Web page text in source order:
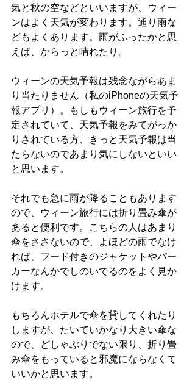
気と秋の空などといいますが、ウィー
ンはよく天気が変わります。通り雨な
どもよくあります。雨がふったかと思
えば、からっと晴れたり。
ウィーンの天気予報は残念ながらあま
り当たりません（私のiPhoneの天気予
報アプリ）。もしもウィーン旅行を予
定されていて、天気予報をみてがっか
りされている方、きっと天気予報は当
たらないのであまり気にしないといい
と思います。
それでも急に雨が降ることもあります
ので、ウィーン旅行には折り畳み傘が
あると便利です。こちらの人はあまり
傘をささないので、よほどの雨でなけ
れば、フード付きのジャケットやパー
カーなんかでしのいでるのをよく見か
けます。
もちろんホテルで傘を貸してくれたり
しますが、たいていかなり大きい傘な
ので、どしゃぶりでない限り、折り畳
み傘をもっていると邪魔にならなくて
いいかと思います。